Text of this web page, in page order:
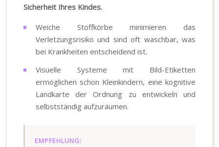
Sicherheit Ihres Kindes.
Weiche Stoffkörbe minimieren das
Verletzungsrisiko und sind oft waschbar, was
bei Krankheiten entscheidend ist.
Visuelle Systeme mit Bild-Etiketten
ermöglichen schon Kleinkindern, eine kognitive
Landkarte der Ordnung zu entwickeln und
selbstständig aufzuräumen.
EMPFEHLUNG: